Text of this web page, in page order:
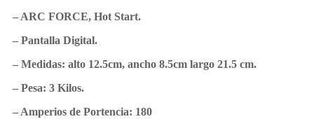
– ARC FORCE, Hot Start.
– Pantalla Digital.
– Medidas: alto 12.5cm, ancho 8.5cm largo 21.5 cm.
– Pesa: 3 Kilos.
– Amperios de Portencia: 180